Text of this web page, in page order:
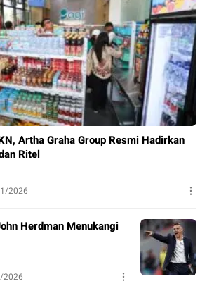
Artha Graha Group Resmi Hadirkan
Ritel
2026
Herdman Menukangi